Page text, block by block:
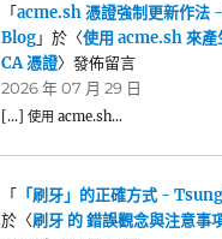
「acme.sh 憑證強制更新作
Blog」於〈使用 acme.sh 來
CA 憑證〉發佈留言
2026 年 07 月 29 日
[…] 使用 acme.sh…
「 「刷牙」的正確方式 -
於〈刷牙 的 錯誤觀念與注意事